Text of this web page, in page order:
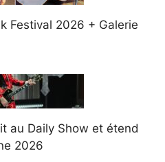
Festival 2026 + Galerie
au Daily Show et étend
2026